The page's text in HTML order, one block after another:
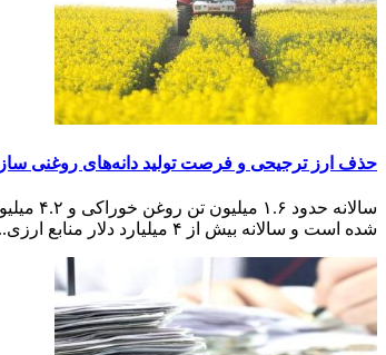
حذف ارز ترجیحی و فرصت تولید دانه‌های روغنی
شده است و سالانه بیش از ۴ میلیارد دلار منابع ارزی...